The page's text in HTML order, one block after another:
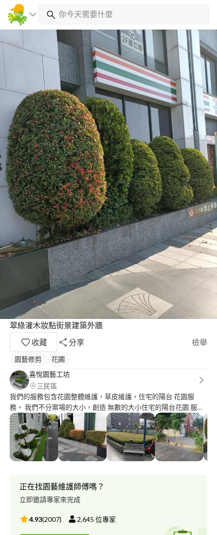
翠綠灌木妝點街景建築外牆
收藏
分享 檢舉
園藝修剪
花圃
喜悅園藝工坊
三民區
我們的服務包含花園整體維護，草皮維護，住宅的陽台 花園服
務。 我們不分案場的大小，創造 無數的大小住宅的陽台花園 服務
是我們的榮幸！
正在找園藝維護師傅嗎？
立即邀請專家來完成
4.93(2007) 2,645 位專家